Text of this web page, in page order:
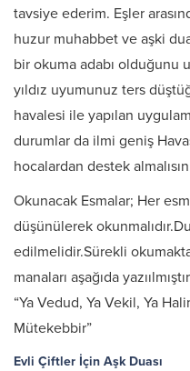
tavsiye ederim. Eşler
huzur muhabbet ve aşki
bir okuma adabı olduğunu
yıldız uyumunuz ters
havalesi ile yapılan
durumlar da ilmi geniş
hocalardan destek
Okunacak Esmalar; Her
düşünülerek
edilmelidir.Sürekli
manaları aşağıda
“Ya Vedud, Ya Vekil, Ya
Mütekebbir”
Evli Çiftler İçin Aşk Duası